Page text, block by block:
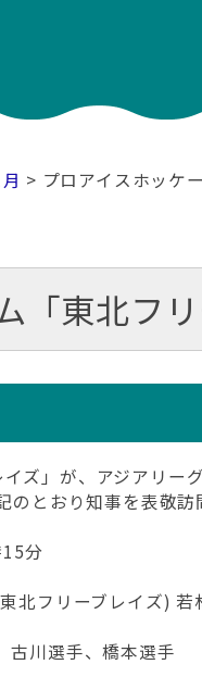
> プロアイスホッケ
「東北フ
ズ」が、アジアリー
とおり知事を表敬訪
分
北フリーブレイズ)
古川選手、橋本選手